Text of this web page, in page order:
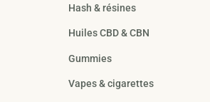
Hash & résines
Huiles CBD & CBN
Gummies
Vapes & cigarettes